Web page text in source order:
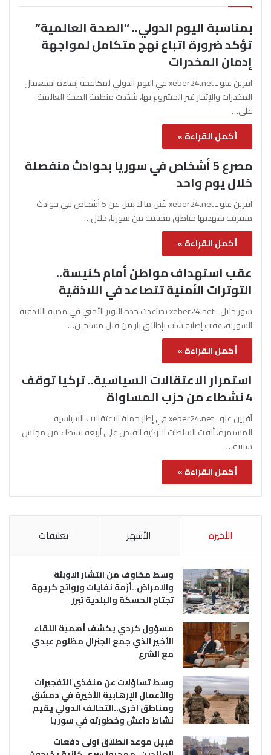
بمناسبة اليوم الدولي.. “الصحة العالمية”
تؤكد ضرورة اتباع نهج متكامل لمواجهة
إدمان المخدرات
آفرين علو ـ xeber24.net في اليوم الدولي لمكافحة إساءة استعمال
المخدرات والإتجار غير المشروع بها، شدّدت منظمة الصحة العالمية
على…
أكمل القراءة »
مصرع 5 أشخاص في سوريا بحوادث منفصلة
خلال يوم واحد
آفرين علو ـ xeber24.net قُتل ما لا يقل عن 5 أشخاص في حوادث
متفرقة شهدتها مناطق مختلفة من سوريا، خلال…
أكمل القراءة »
عقب استهداف مواطن أمام كنيسة..
التوترات الأمنية تتصاعد في اللاذقية
سوز خليل ـ xeber24.net تصاعدت حدة التوتر الأمني في مدينة اللاذقية
السورية، عقب إصابة شاب بإطلاق نار من قبل مسلحين…
أكمل القراءة »
استمرار الاعتقالات السياسية.. تركيا توقف
4 نشطاء من حزب المساواة
آفرين علو ـ xeber24.net في إطار حملة الاعتقالات السياسية
المستمرة، ألقت السلطات التركية القبض على أربعة نشطاء من مجلس
شبيبة…
أكمل القراءة »
الأخيرة الأشهر تعليقات
وسط مخاوف من انتشار الاوبئة
والامراض..أزمة نفايات وروائح كريهة
تجتاح الحسكة والبلدية تبرر
مسؤول كردي يكشف أهمية اللقاء
الأخير الذي جمع الجنرال مظلوم عبدي
مع الشرع
وسط تساؤلات عن منفذي التفجيرات
والأعمال الإرهابية الأخيرة في دمشق
ومناطق اخرى..التحالف الدولي يقيم
نشاط داعش وخطورته في سوريا
قبيل موعد انطلاق اولى دفعات